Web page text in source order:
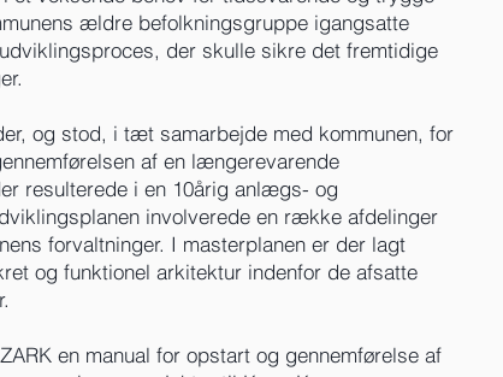
ældre befolkningsgruppe igangsatte
der skulle sikre det fremtidige
og stod, i tæt samarbejde med kommunen, for
af en længerevarende
resulterede i en 10årig anlægs- og
involverede en række afdelinger
forvaltninger. I masterplanen er der lagt
og funktionel arkitektur indenfor de afsatte
en manual for opstart og gennemførelse af